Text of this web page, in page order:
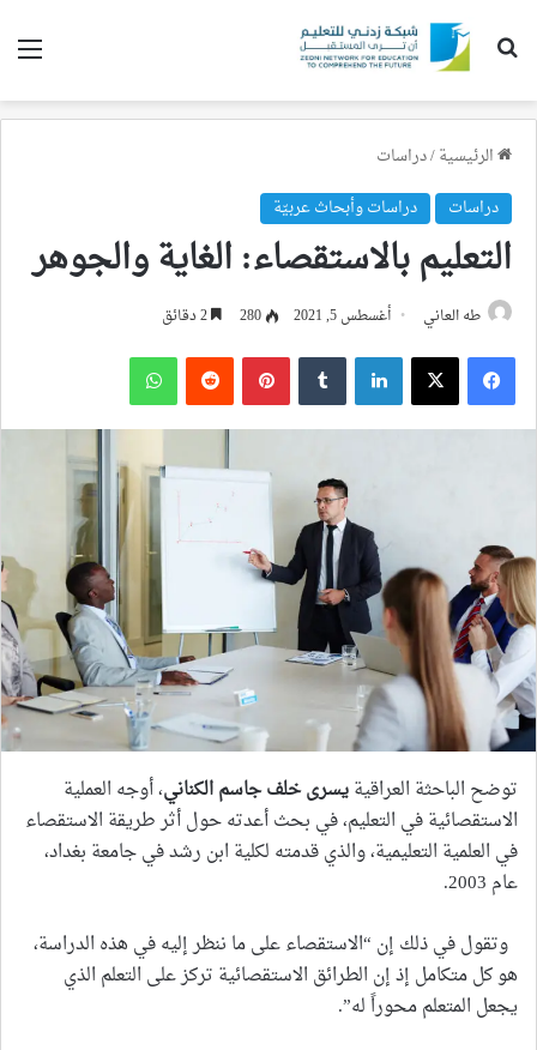
بحث عن
الرئيسية/دراسات
دراسات
دراسات وأبحاث عربيّة
التعليم بالاستقصاء: الغاية والجوهر
طه العاني أغسطس 5, 2021 280
فيسبوك ‫X لينكدإن بينتيريست واتساب
توضح الباحثة العراقيةيسرى خلف جاسم الكناني، أوجه العملية
الاستقصائية في التعليم، في بحث أعدته حول أثر طريقة الاستقصاء
في العلمية التعليمية، والذي قدمته لكلية ابن رشد في جامعة بغداد،
عام 2003.
وتقول في ذلك إن “الاستقصاء على ما ننظر إليه في هذه الدراسة،
هو كل متكامل إذ إن الطرائق الاستقصائية تركز على التعلم الذي
يجعل المتعلم محوراً له”.